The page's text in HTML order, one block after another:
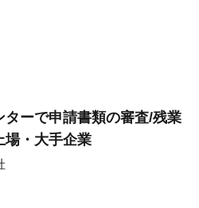
ーで申請書類の審査/残業
場・大手企業